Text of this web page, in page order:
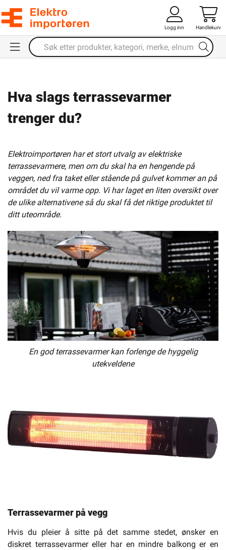
Logg inn Handlekurv
Hva slags terrassevarmer
trenger du?
Elektroimportøren har et stort utvalg av elektriske
terrassevarmere, men om du skal ha en hengende på
veggen, ned fra taket eller stående på gulvet kommer an på
området du vil varme opp. Vi har laget en liten oversikt over
de ulike alternativene så du skal få det riktige produktet til
ditt uteområde.
En god terrassevarmer kan forlenge de hyggelig
utekveldene
Terrassevarmer på vegg
Hvis du pleier å sitte på det samme stedet, ønsker en
diskret terrassevarmer eller har en mindre balkong er en